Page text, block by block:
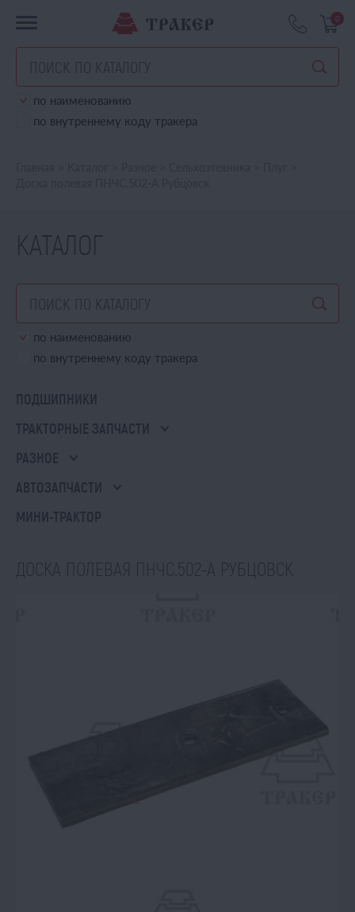
0
по наименованию
по внутреннему коду тракера
КАТАЛОГ
по наименованию
по внутреннему коду тракера
ПОДШИПНИКИ
ТРАКТОРНЫЕ ЗАПЧАСТИ
РАЗНОЕ
АВТОЗАПЧАСТИ
МИНИ-ТРАКТОР
ДОСКА ПОЛЕВАЯ ПНЧС.502-А РУБЦОВСК